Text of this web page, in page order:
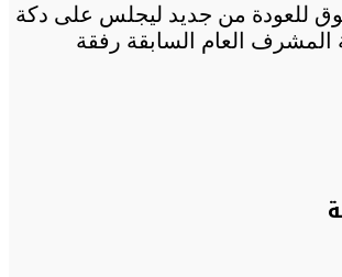
للعودة من جديد ليجلس على دكة
المشرف العام السابقة رفقة